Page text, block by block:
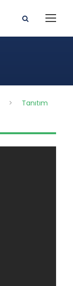
>
Tanıtım